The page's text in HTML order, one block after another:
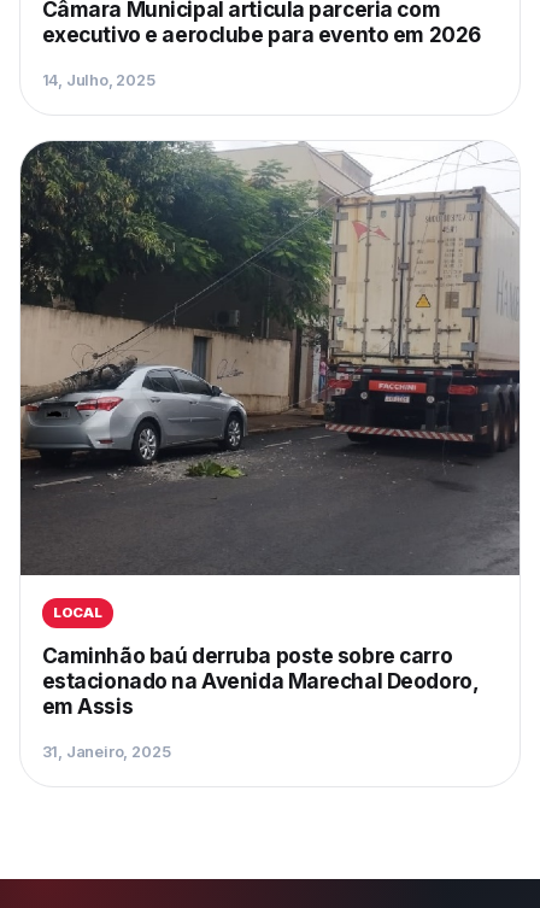
Câmara Municipal articula parceria com
executivo e aeroclube para evento em 2026
14, Julho, 2025
LOCAL
Caminhão baú derruba poste sobre carro
estacionado na Avenida Marechal Deodoro,
em Assis
31, Janeiro, 2025